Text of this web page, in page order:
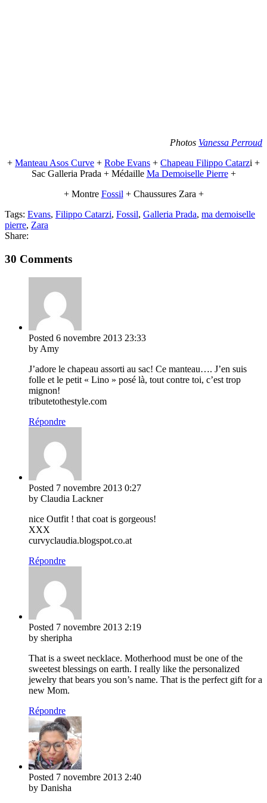
Photos Vanessa Perroud
+ Manteau Asos Curve + Robe Evans + Chapeau Filippo Catarzi +
Sac Galleria Prada + Médaille Ma Demoiselle Pierre+
+ Montre Fossil + Chaussures Zara +
Tags: Evans, Filippo Catarzi, Fossil, Galleria Prada, ma demoiselle
pierre, Zara
Share:
30 Comments
Posted 6 novembre 2013 23:33
by Amy
J’adore le chapeau assorti au sac! Ce manteau…. J’en suis
folle et le petit « Lino » posé là, tout contre toi, c’est trop
mignon!
tributetothestyle.com
Répondre
Posted 7 novembre 2013 0:27
by Claudia Lackner
nice Outfit ! that coat is gorgeous!
XXX
curvyclaudia.blogspot.co.at
Répondre
Posted 7 novembre 2013 2:19
by sheripha
That is a sweet necklace. Motherhood must be one of the
sweetest blessings on earth. I really like the personalized
jewelry that bears you son’s name. That is the perfect gift for a
new Mom.
Répondre
Posted 7 novembre 2013 2:40
by Danisha